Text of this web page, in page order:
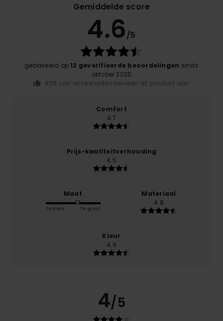
Gemiddelde score
4.6/5
gebaseerd op 12 geverifieerde beoordelingen sinds
oktober 2025
83% van onze klanten bevelen dit product aan
Comfort
4.7
Prijs-kwaliteitverhouding
4.5
Maat
Te klein Te groot
Materiaal
4.8
Kleur
4.9
4/5